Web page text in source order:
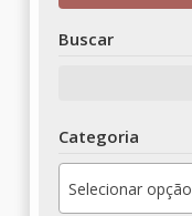
Buscar
Categoria
Selecionar opção